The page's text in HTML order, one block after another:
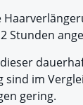
Stunden
sind im
gering.